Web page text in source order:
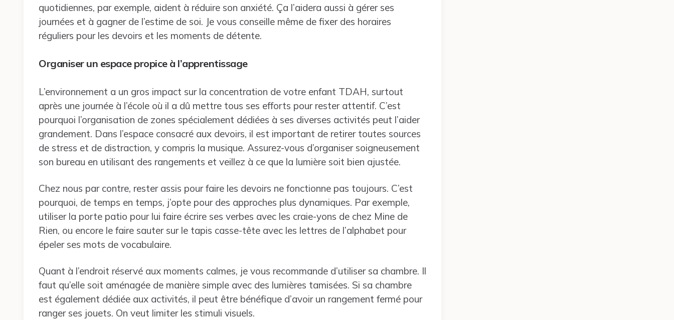
quotidiennes, par exemple, aident à réduire son anxiété. Ça l’aidera aussi à gérer ses
journées et à gagner de l’estime de soi. Je vous conseille même de fixer des horaires
réguliers pour les devoirs et les moments de détente.
Organiser un espace propice à l’apprentissage
L’environnement a un gros impact sur la concentration de votre enfant TDAH, surtout
après une journée à l’école où il a dû mettre tous ses efforts pour rester attentif. C’est
pourquoi l’organisation de zones spécialement dédiées à ses diverses activités peut l’aider
grandement. Dans l’espace consacré aux devoirs, il est important de retirer toutes sources
de stress et de distraction, y compris la musique. Assurez-vous d’organiser soigneusement
son bureau en utilisant des rangements et veillez à ce que la lumière soit bien ajustée.
Chez nous par contre, rester assis pour faire les devoirs ne fonctionne pas toujours. C’est
pourquoi, de temps en temps, j’opte pour des approches plus dynamiques. Par exemple,
utiliser la porte patio pour lui faire écrire ses verbes avec les craie-yons de chez Mine de
Rien, ou encore le faire sauter sur le tapis casse-tête avec les lettres de l’alphabet pour
épeler ses mots de vocabulaire.
Quant à l’endroit réservé aux moments calmes, je vous recommande d’utiliser sa chambre. Il
faut qu’elle soit aménagée de manière simple avec des lumières tamisées. Si sa chambre
est également dédiée aux activités, il peut être bénéfique d’avoir un rangement fermé pour
ranger ses jouets. On veut limiter les stimuli visuels.